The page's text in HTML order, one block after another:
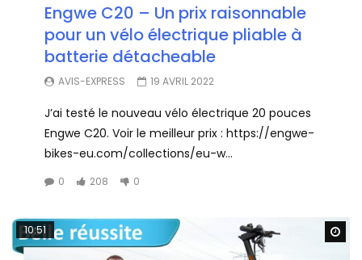
Engwe C20 – Un prix raisonnable
pour un vélo électrique pliable à
batterie détacheable
AVIS-EXPRESS 19 AVRIL 2022
J’ai testé le nouveau vélo électrique 20 pouces
Engwe C20. Voir le meilleur prix : https://engwe-
bikes-eu.com/collections/eu-w...
0 208 0
10:51